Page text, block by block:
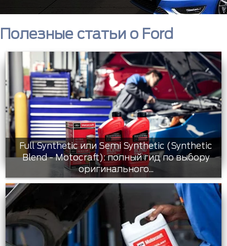
Полезные статьи о Ford
Full Synthetic или Semi Synthetic (Synthetic
Blend - Motocraft): полный гид по выбору
оригинального...